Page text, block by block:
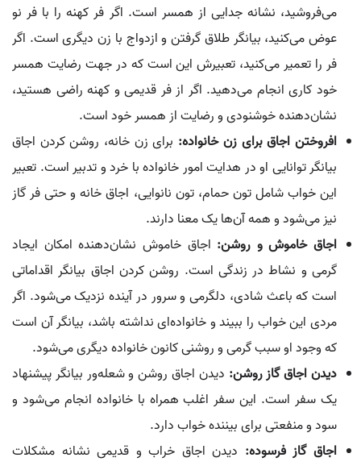
می‌فروشید، نشانه جدایی از همسر است. اگر فر کهنه را با فر نو
عوض می‌کنید، بیانگر طلاق گرفتن و ازدواج با زن دیگری است. اگر
فر را تعمیر می‌کنید، تعبیرش این است که در جهت رضایت همسر
خود کاری انجام می‌دهید. اگر از فر قدیمی و کهنه راضی هستید،
نشان‌دهنده خوشنودی و رضایت از همسر خود است.
افروختن اجاق برای زن خانواده: برای زن خانه، روشن کردن اجاق
بیانگر توانایی او در هدایت امور خانواده با خرد و تدبیر است. تعبیر
این خواب شامل تون حمام، تون نانوایی، اجاق خانه و حتی فر گاز
نیز می‌شود و همه آن‌ها یک معنا دارند.
اجاق خاموش و روشن: اجاق خاموش نشان‌دهنده امکان ایجاد
گرمی و نشاط در زندگی است. روشن کردن اجاق بیانگر اقداماتی
است که باعث شادی، دلگرمی و سرور در آینده نزدیک می‌شود. اگر
مردی این خواب را ببیند و خانواده‌ای نداشته باشد، بیانگر آن است
که وجود او سبب گرمی و روشنی کانون خانواده دیگری می‌شود.
دیدن اجاق گاز روشن: دیدن اجاق روشن و شعله‌ور بیانگر پیشنهاد
یک سفر است. این سفر اغلب همراه با خانواده انجام می‌شود و
سود و منفعتی برای بیننده خواب دارد.
اجاق گاز فرسوده: دیدن اجاق خراب و قدیمی نشانه مشکلات